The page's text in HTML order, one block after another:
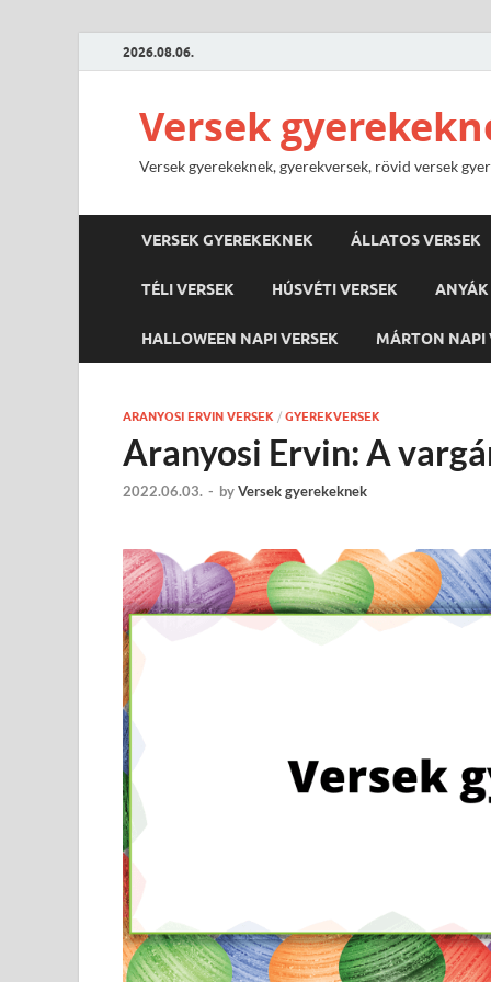
2026.08.06.
Versek
Versek gyerekeknek, gyerekversek, rövid versek
VERSEK GYEREKEKNEK ÁLLATOS VERSEK
TÉLI VERSEK HÚSVÉTI VERSEK ANYÁK
HALLOWEEN NAPI VERSEK MÁRTON NAPI
ARANYOSI ERVIN VERSEK / GYEREKVERSEK
Aranyosi Ervin: A
2022.06.03. - byVersek gyerekeknek